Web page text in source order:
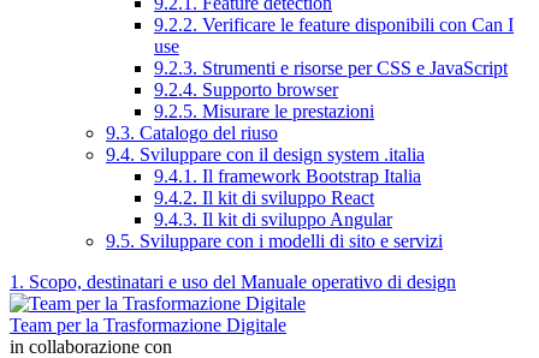
9.2.2. Verificare le feature disponibili con Can I
use
9.2.3. Strumenti e risorse per CSS e JavaScript
9.2.4. Supporto browser
9.2.5. Misurare le prestazioni
9.3. Catalogo del riuso
9.4. Sviluppare con il design system .italia
9.4.1. Il framework Bootstrap Italia
9.4.2. Il kit di sviluppo React
9.4.3. Il kit di sviluppo Angular
9.5. Sviluppare con i modelli di sito e servizi
1. Scopo, destinatari e uso del Manuale operativo di design
Team per la Trasformazione Digitale
in collaborazione con